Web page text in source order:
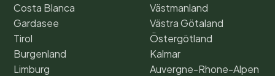
Costa Blanca
Gardasee
Tirol
Burgenland
Limburg
Västmanland
Västra Götaland
Östergötland
Kalmar
Auvergne-Rhone-Alpen